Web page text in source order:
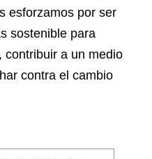
esforzamos por ser
sostenible para
contribuir a un medio
contra el cambio